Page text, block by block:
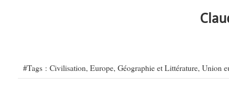
#Tags : Civilisation, Europe, Géographie et Littérature, Union